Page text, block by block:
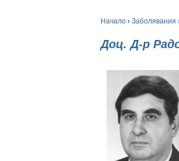
Начало › Заболявания
Доц. Д-р